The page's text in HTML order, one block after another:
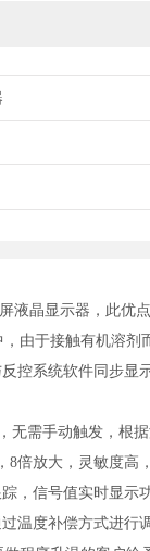
液晶显示器，此优
由于接触有机溶剂
控系统软件同步显
无需手动触发，根
8倍放大，灵敏度高
，信号值实时显示
温度补偿方式进行